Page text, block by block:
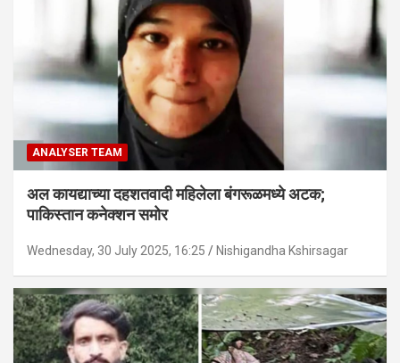
ANALYSER TEAM
अल कायद्याच्या दहशतवादी महिलेला बंगरूळमध्ये अटक;
पाकिस्तान कनेक्शन समोर
Wednesday, 30 July 2025, 16:25 Nishigandha Kshirsagar